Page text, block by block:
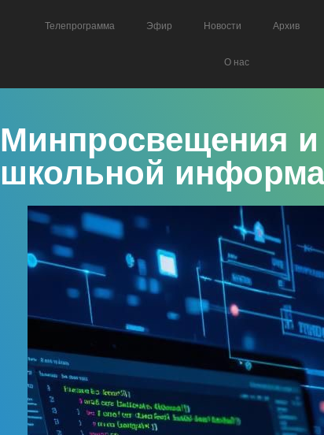
Телепрограмма Эфир Новости Архив
О нас
Минпросвещения
школьной